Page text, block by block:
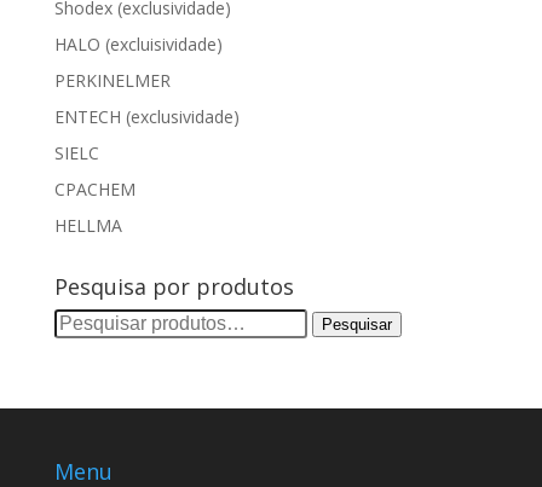
Shodex (exclusividade)
HALO (excluisividade)
PERKINELMER
ENTECH (exclusividade)
SIELC
CPACHEM
HELLMA
Pesquisa por produtos
Pesquisar
Pesquisar
Menu